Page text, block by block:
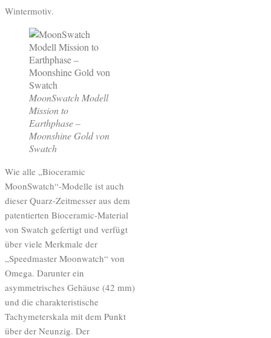
Wintermotiv.
MoonSwatch Modell
Mission to
Earthphase –
Moonshine Gold von
Swatch
Wie alle „Bioceramic
MoonSwatch“-Modelle ist auch
dieser Quarz-Zeitmesser aus dem
patentierten Bioceramic-Material
von Swatch gefertigt und verfügt
über viele Merkmale der
„Speedmaster Moonwatch“ von
Omega. Darunter ein
asymmetrisches Gehäuse (42 mm)
und die charakteristische
Tachymeterskala mit dem Punkt
über der Neunzig. Der